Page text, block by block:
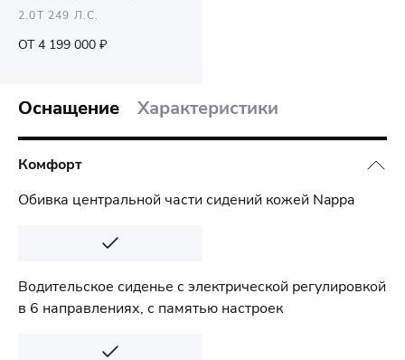
2.0T 249 Л.С.
ОТ 4 199 000 ₽
Оснащение Характеристики
Комфорт
Обивка центральной части сидений кожей Nappa
Водительское сиденье с электрической регулировкой
в 6 направлениях, с памятью настроек